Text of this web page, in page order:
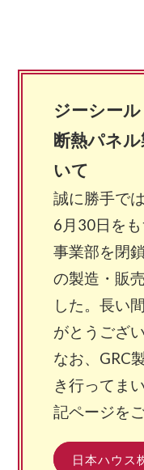
ジーシー
断熱パネ
いて
誠に勝手で
6月30日を
事業部を閉
の製造・販
した。長い
がとうござ
なお、GRC
き行ってま
記ページを
日本ハウス